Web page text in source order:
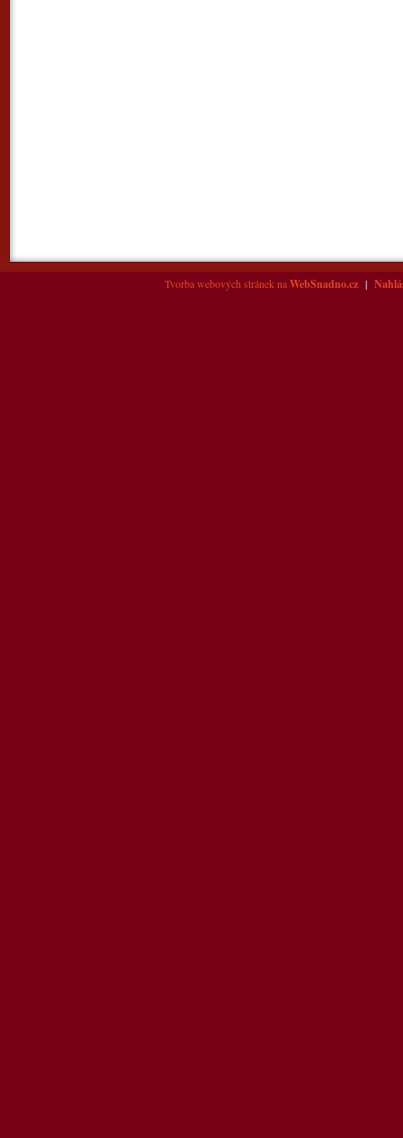
Tvorba webových stránek naWebSnadno.cz |